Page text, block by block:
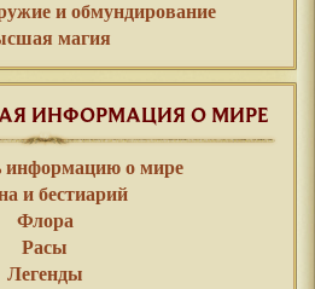
и обмундирование
магия
ИНФОРМАЦИЯ О МИРЕ
информацию о мире
и бестиарий
Флора
Расы
Легенды